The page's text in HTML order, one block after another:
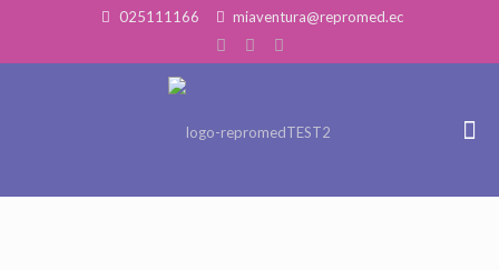
025111166 miaventura@repromed.ec